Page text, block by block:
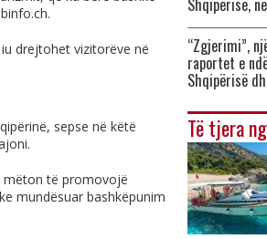
.
drejtohet vizitorëve në
sepse në këtë
mëton të promovojë
mundësuar bashkëpunim
Shqipërisë,
“Zgjerimi”,
raportet e
Shqipërisë
Të tjera